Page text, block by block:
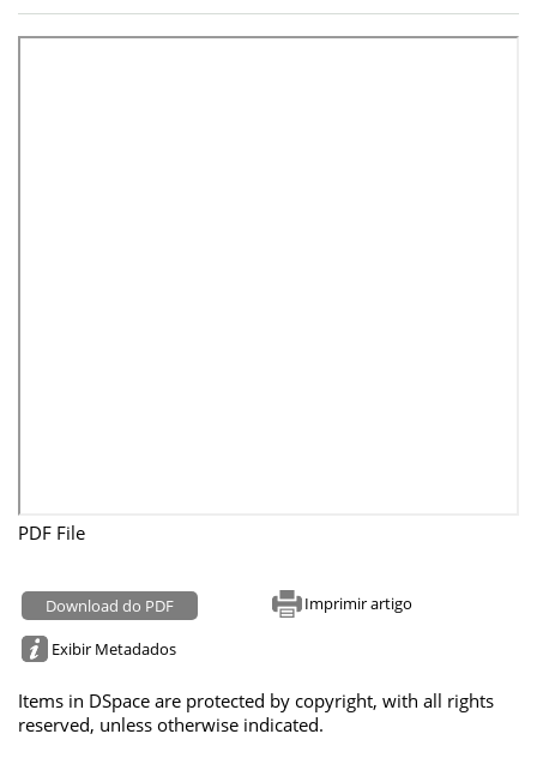
PDF File
Download do PDF Imprimir artigo
Exibir Metadados
Items in DSpace are protected by copyright, with all rights
reserved, unless otherwise indicated.